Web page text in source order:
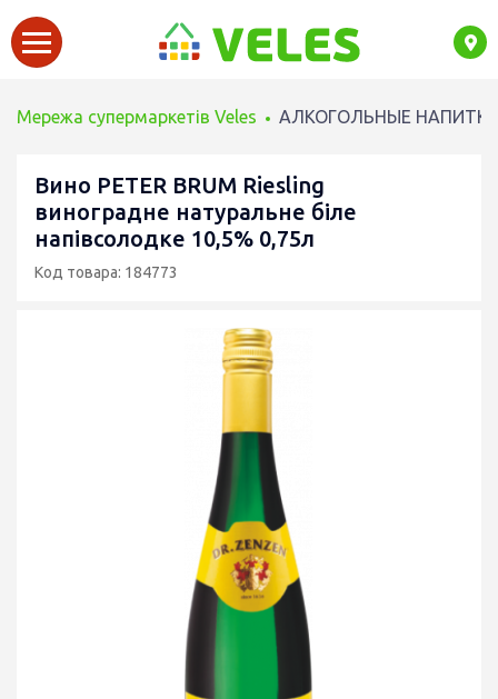
Мережа супермаркетів Veles АЛКОГОЛЬНЫЕ
Вино PETER BRUM Riesling
виноградне натуральне біле
напівсолодке 10,5% 0,75л
Код товара: 184773